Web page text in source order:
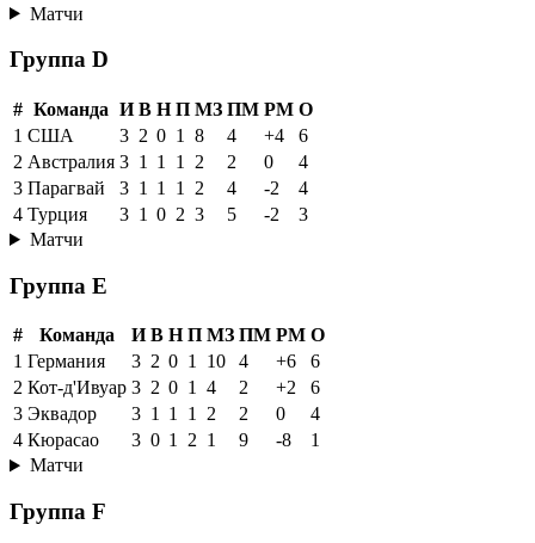
Матчи
Группа D
# Команда И В Н П МЗ ПМ РМ О
1 США 3 2 0 1 8 4 +4
6
2 Австралия 3 1 1 1 2 2 0
4
3 Парагвай 3 1 1 1 2 4 -2
4
4 Турция 3 1 0 2 3 5 -2
3
Матчи
Группа E
# Команда И В Н П МЗ ПМ РМ О
1 Германия 3 2 0 1 10 4 +6
6
2 Кот-д'Ивуар 3 2 0 1 4 2 +2
6
3 Эквадор 3 1 1 1 2 2 0
4
4 Кюрасао 3 0 1 2 1 9 -8
1
Матчи
Группа F